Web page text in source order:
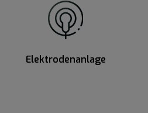
Elektrodenanlage